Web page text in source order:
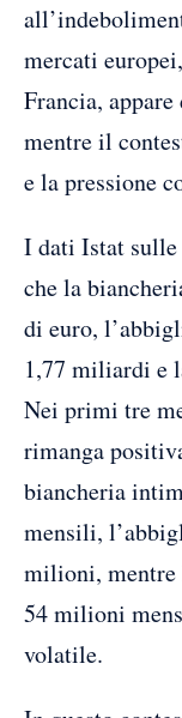
mercati
Francia,
mentre il
e la pressione
I dati Istat
che la
di euro,
1,77 miliardi e
Nei primi tre
rimanga
biancheria
mensili,
milioni, mentre
54 milioni
volatile.